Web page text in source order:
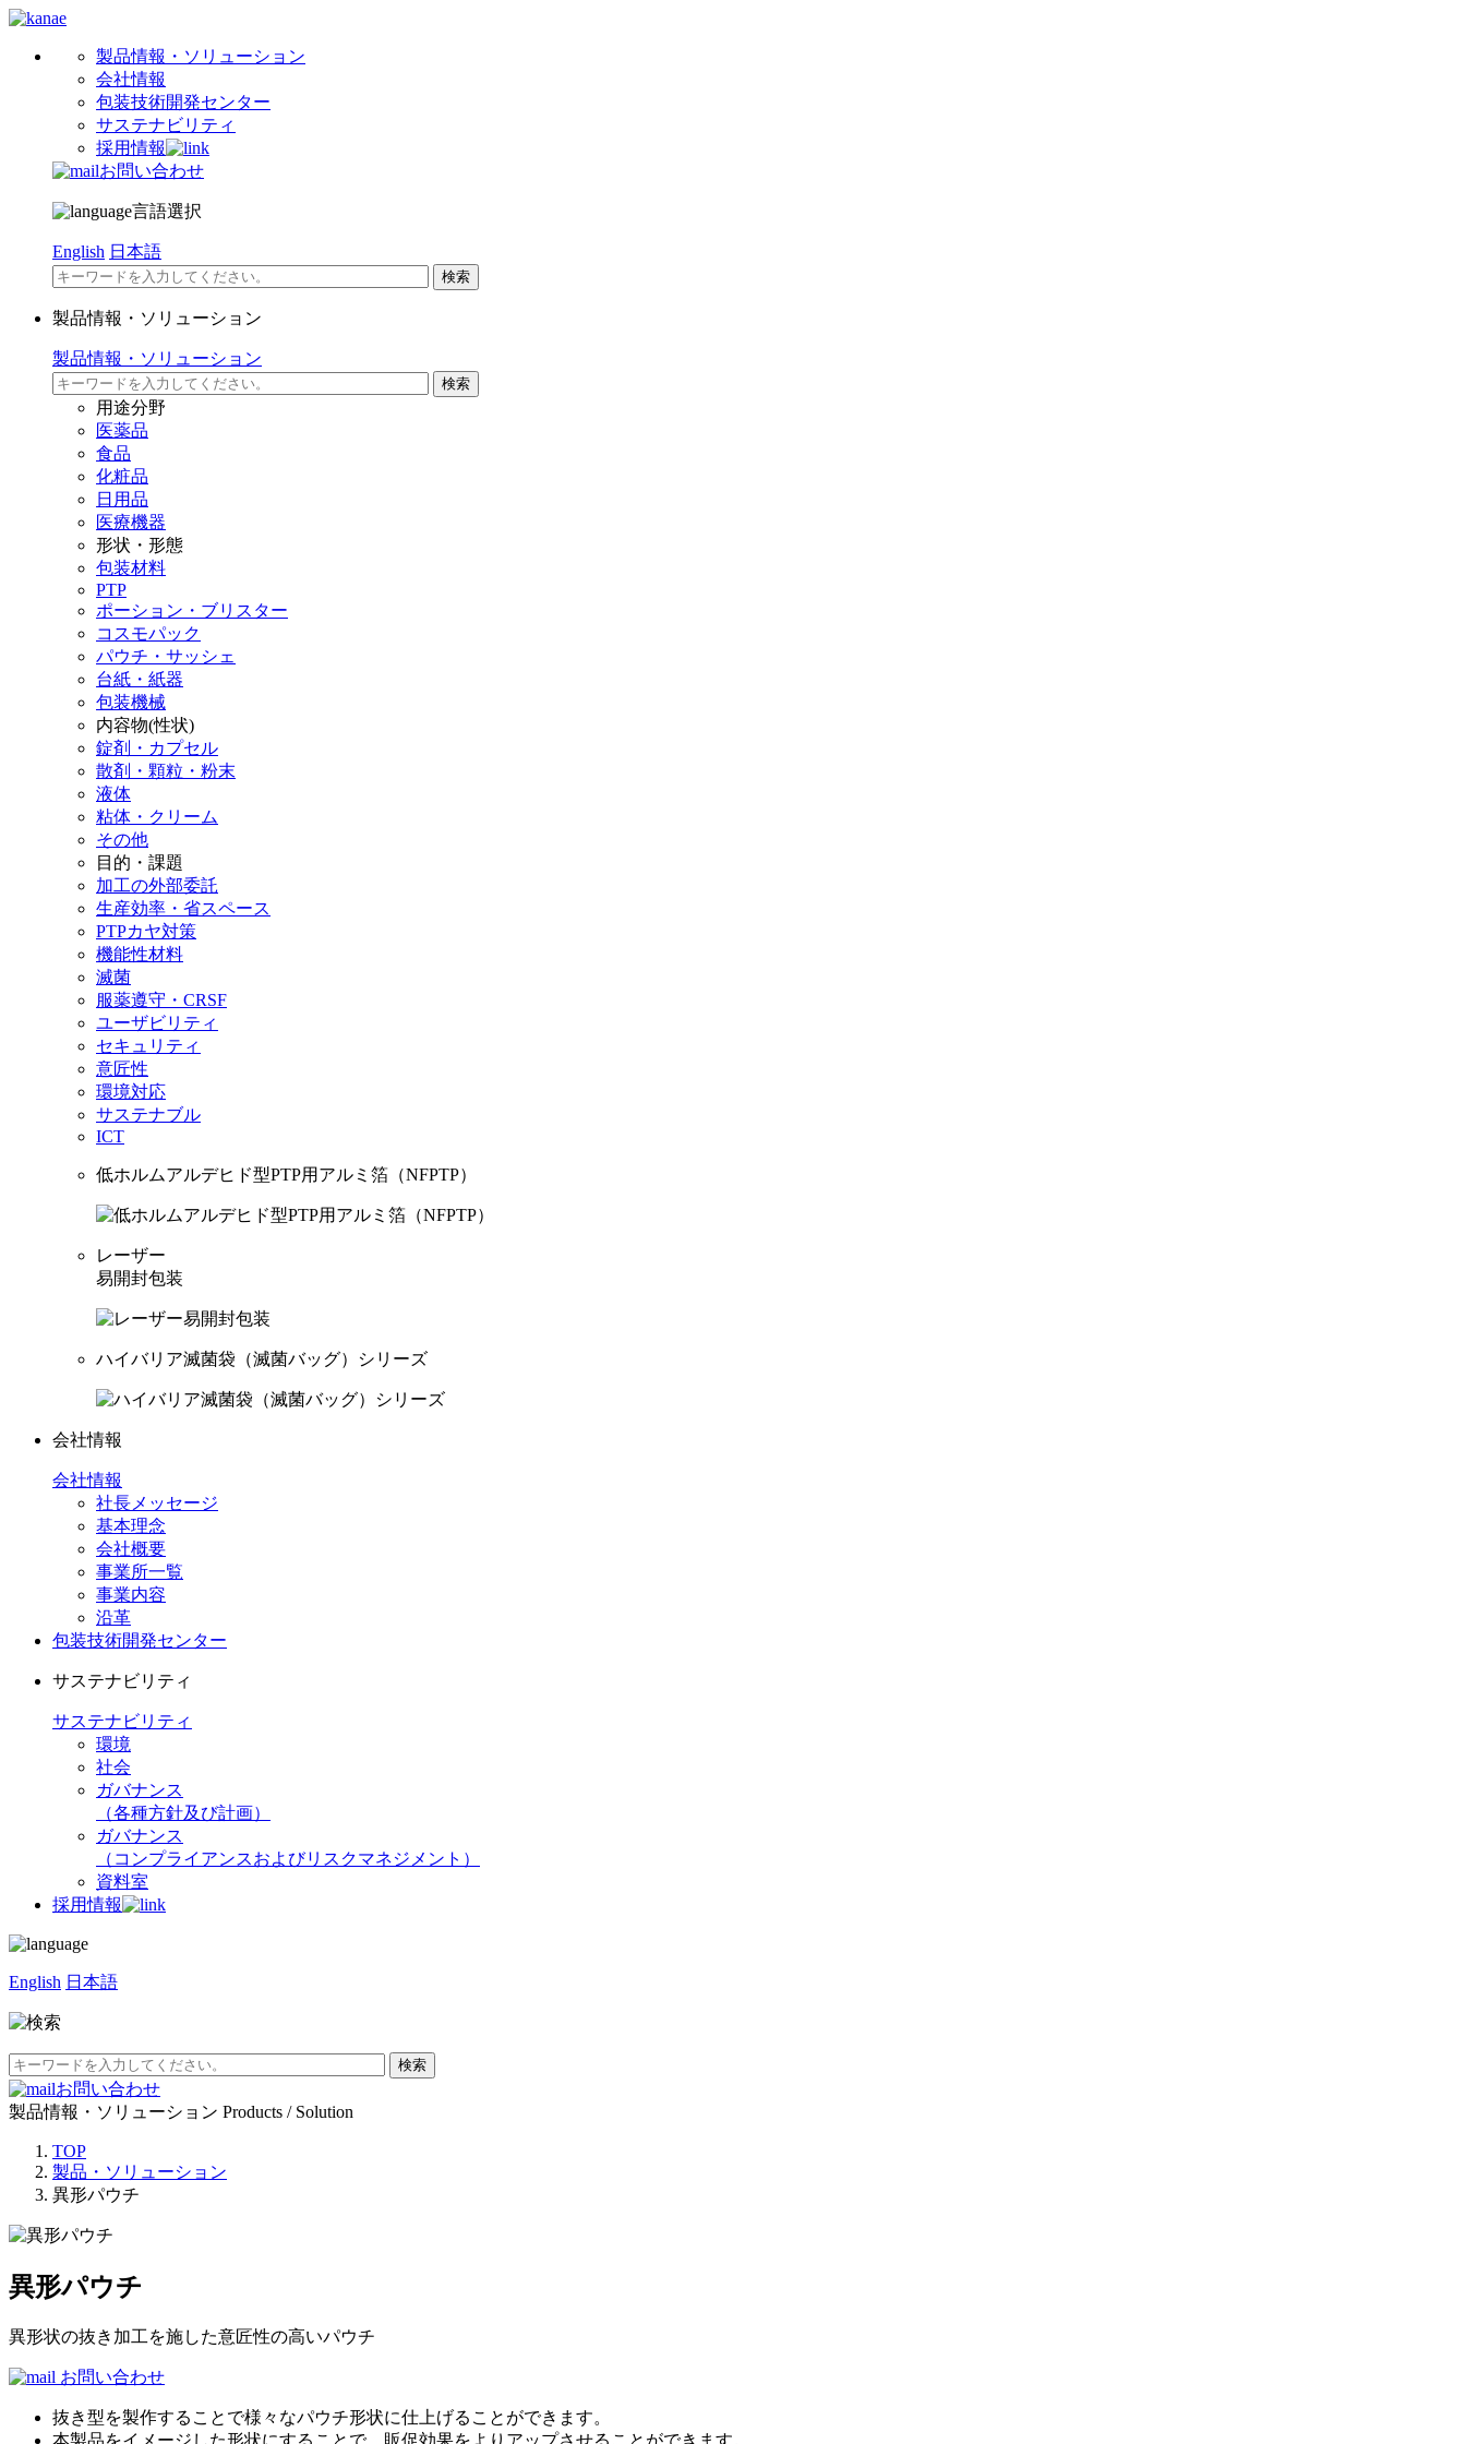
製品情報・ソリューション
会社情報
包装技術開発センター
サステナビリティ
採用情報
お問い合わせ
言語選択
English 日本語
製品情報・ソリューション
製品情報・ソリューション
用途分野
医薬品
食品
化粧品
日用品
医療機器
形状・形態
包装材料
PTP
ポーション・ブリスター
コスモパック
パウチ・サッシェ
台紙・紙器
包装機械
内容物(性状)
錠剤・カプセル
散剤・顆粒・粉末
液体
粘体・クリーム
その他
目的・課題
加工の外部委託
生産効率・省スペース
PTPカヤ対策
機能性材料
滅菌
服薬遵守・CRSF
ユーザビリティ
セキュリティ
意匠性
環境対応
サステナブル
ICT
低ホルムアルデヒド型PTP用アルミ箔（NFPTP）
レーザー
易開封包装
ハイバリア滅菌袋（滅菌バッグ）シリーズ
会社情報
会社情報
社長メッセージ
基本理念
会社概要
事業所一覧
事業内容
沿革
包装技術開発センター
サステナビリティ
サステナビリティ
環境
社会
ガバナンス
（各種方針及び計画）
ガバナンス
（コンプライアンスおよびリスクマネジメント）
資料室
採用情報
English 日本語
お問い合わせ
製品情報・ソリューション Products / Solution
TOP
製品・ソリューション
異形パウチ
異形パウチ
異形状の抜き加工を施した意匠性の高いパウチ
お問い合わせ
抜き型を製作することで様々なパウチ形状に仕上げることができます。
本製品をイメージした形状にすることで、販促効果をよりアップさせることができます。